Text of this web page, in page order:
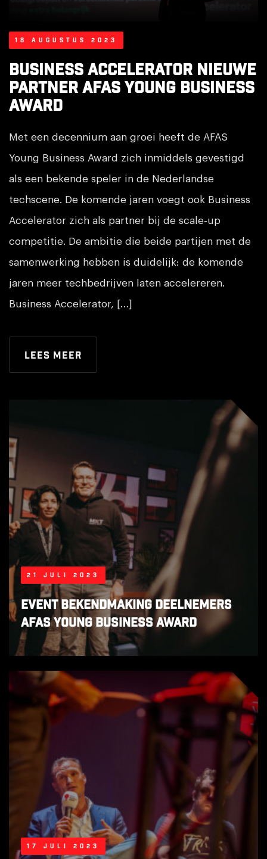
18 augustus 2023
Business Accelerator nieuwe
partner AFAS Young Business
Award
Met een decennium aan groei heeft de AFAS
Young Business Award zich inmiddels gevestigd
als een bekende speler in de Nederlandse
techscene. De komende jaren voegt ook Business
Accelerator zich als partner bij de scale-up
competitie. De ambitie die beide partijen met de
samenwerking hebben is duidelijk: de komende
jaren meer techbedrijven laten accelereren.
Business Accelerator, […]
Lees meer
21 juli 2023
Event bekendmaking deelnemers
AFAS Young Business Award
17 juli 2023